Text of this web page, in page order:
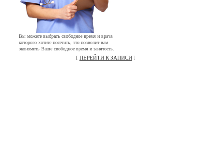
Вы можете выбрать свободное время и врача
которого хотите посетить, это позволит вам
экономить Ваше свободное время и занятость.
[ ПЕРЕЙТИ К ЗАПИСИ ]